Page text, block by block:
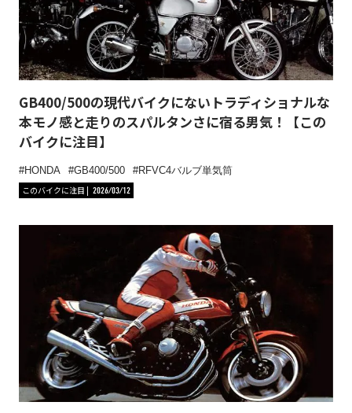
GB400/500の現代バイクにないトラディショナルな
本モノ感と走りのスパルタンさに宿る男気！【この
バイクに注目】
HONDA GB400/500
RFVC4バルブ単気筒
このバイクに注目
2026/03/12